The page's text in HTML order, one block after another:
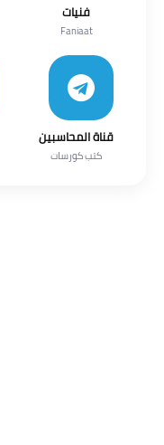
فنيات
Faniaat
قناة المحاسبين
كتب كورسات